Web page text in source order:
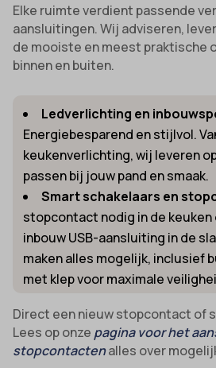
Elke ruimte verdient passende
aansluitingen. Wij adviseren,
de mooiste en meest praktische
binnen en buiten.
Ledverlichting en
Energiebesparend en stijlvol.
keukenverlichting, wij leveren
passen bij jouw pand en smaak.
Smart schakelaars en
stopcontact nodig in de keuken
inbouw USB-aansluiting in de
maken alles mogelijk, inclusief
met klep voor maximale
Direct een nieuw stopcontact of
Lees op onze pagina voor het
stopcontactenalles over